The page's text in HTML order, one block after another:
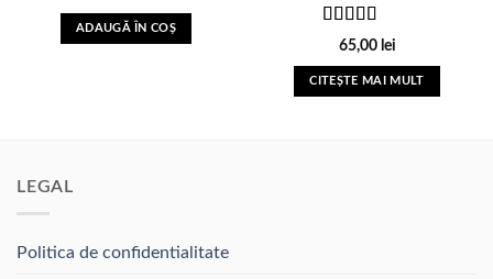
în
produsului.
dorinte
ADAUGĂ ÎN COȘ
Evaluat la
din 5
65,00 lei
CITEȘTE MAI MULT
LEGAL
Politica de confidentialitate